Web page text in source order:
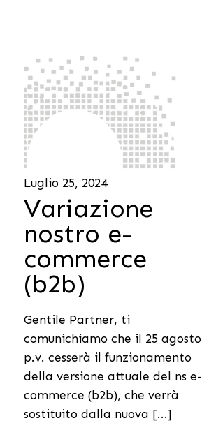
Luglio 25, 2024
Variazione
nostro e-
commerce
(b2b)
Gentile Partner, ti
comunichiamo che il 25 agosto
p.v. cesserà il funzionamento
della versione attuale del ns e-
commerce (b2b), che verrà
sostituito dalla nuova [...]